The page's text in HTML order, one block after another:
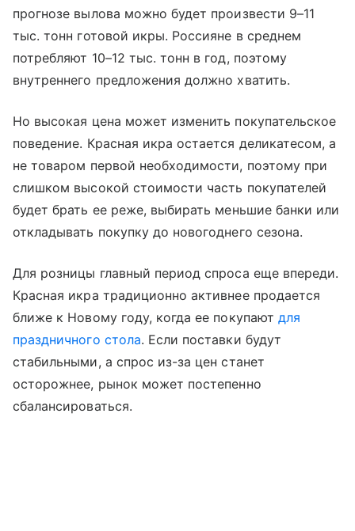
прогнозе вылова можно будет произвести 9–11
тыс. тонн готовой икры. Россияне в среднем
потребляют 10–12 тыс. тонн в год, поэтому
внутреннего предложения должно хватить.
Но высокая цена может изменить покупательское
поведение. Красная икра остается деликатесом, а
не товаром первой необходимости, поэтому при
слишком высокой стоимости часть покупателей
будет брать ее реже, выбирать меньшие банки или
откладывать покупку до новогоднего сезона.
Для розницы главный период спроса еще впереди.
Красная икра традиционно активнее продается
ближе к Новому году, когда ее покупают для
праздничного стола. Если поставки будут
стабильными, а спрос из-за цен станет
осторожнее, рынок может постепенно
сбалансироваться.